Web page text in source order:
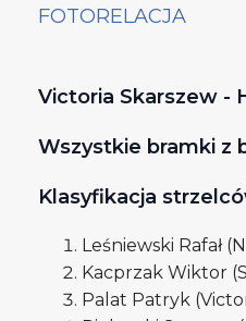
FOTORELACJA
Victoria Skarszew -
Wszystkie bramki z
Klasyfikacja
Leśniewski Rafał
Kacprzak Wiktor
Palat Patryk